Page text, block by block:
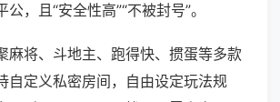
，且“安全性高”“不被封号”。
麻将、斗地主、跑得快、掼蛋等多款
自定义私密房间，自由设定玩法规